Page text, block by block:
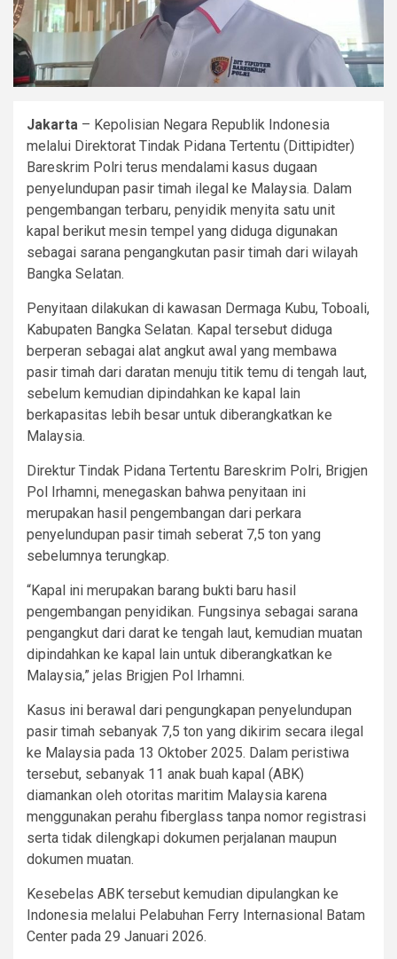
Jakarta – Kepolisian Negara Republik Indonesia
melalui Direktorat Tindak Pidana Tertentu (Dittipidter)
Bareskrim Polri terus mendalami kasus dugaan
penyelundupan pasir timah ilegal ke Malaysia. Dalam
pengembangan terbaru, penyidik menyita satu unit
kapal berikut mesin tempel yang diduga digunakan
sebagai sarana pengangkutan pasir timah dari wilayah
Bangka Selatan.
Penyitaan dilakukan di kawasan Dermaga Kubu, Toboali,
Kabupaten Bangka Selatan. Kapal tersebut diduga
berperan sebagai alat angkut awal yang membawa
pasir timah dari daratan menuju titik temu di tengah laut,
sebelum kemudian dipindahkan ke kapal lain
berkapasitas lebih besar untuk diberangkatkan ke
Malaysia.
Direktur Tindak Pidana Tertentu Bareskrim Polri, Brigjen
Pol Irhamni, menegaskan bahwa penyitaan ini
merupakan hasil pengembangan dari perkara
penyelundupan pasir timah seberat 7,5 ton yang
sebelumnya terungkap.
“Kapal ini merupakan barang bukti baru hasil
pengembangan penyidikan. Fungsinya sebagai sarana
pengangkut dari darat ke tengah laut, kemudian muatan
dipindahkan ke kapal lain untuk diberangkatkan ke
Malaysia,” jelas Brigjen Pol Irhamni.
Kasus ini berawal dari pengungkapan penyelundupan
pasir timah sebanyak 7,5 ton yang dikirim secara ilegal
ke Malaysia pada 13 Oktober 2025. Dalam peristiwa
tersebut, sebanyak 11 anak buah kapal (ABK)
diamankan oleh otoritas maritim Malaysia karena
menggunakan perahu fiberglass tanpa nomor registrasi
serta tidak dilengkapi dokumen perjalanan maupun
dokumen muatan.
Kesebelas ABK tersebut kemudian dipulangkan ke
Indonesia melalui Pelabuhan Ferry Internasional Batam
Center pada 29 Januari 2026.